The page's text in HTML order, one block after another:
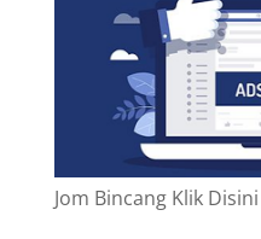
Jom Bincang Klik Disini